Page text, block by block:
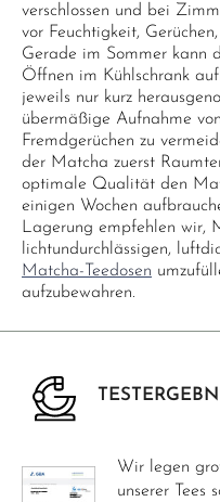
verschlossen und bei
vor Feuchtigkeit,
Gerade im Sommer kann
Öffnen im Kühlschrank
jeweils nur kurz
übermäßige Aufnahme
Fremdgerüchen zu
der Matcha zuerst
optimale Qualität den
einigen Wochen
Lagerung empfehlen wir,
lichtundurchlässigen,
Matcha-Teedosen
aufzubewahren.
Wir legen
unserer Tees